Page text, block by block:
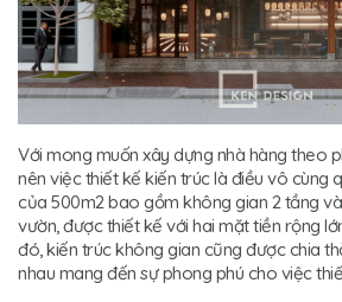
Với mong muốn xây dựng nhà hàng theo
nên việc thiết kế kiến trúc là điều vô cùng
của 500m2 bao gồm không gian 2 tầng
vườn, được thiết kế với hai mặt tiền rộng
đó, kiến trúc không gian cũng được chia
nhau mang đến sự phong phú cho việc